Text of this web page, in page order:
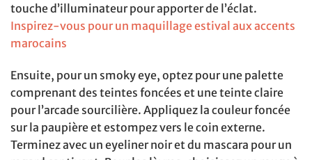
touche d’illuminateur pour apporter de l’éclat.
Inspirez-vous pour un maquillage estival aux accents
marocains
Ensuite, pour un smoky eye, optez pour une palette
comprenant des teintes foncées et une teinte claire
pour l’arcade sourcilière. Appliquez la couleur foncée
sur la paupière et estompez vers le coin externe.
Terminez avec un eyeliner noir et du mascara pour un